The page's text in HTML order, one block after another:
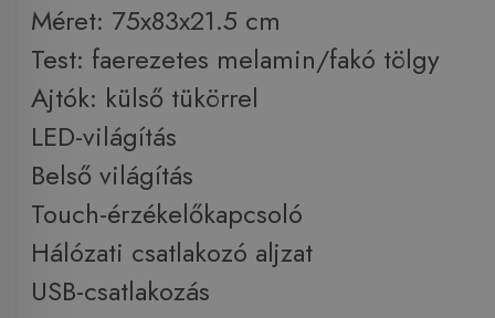
Méret: 75x83x21.5 cm
Test: faerezetes melamin/fakó tölgy
Ajtók: külső tükörrel
LED-világítás
Belső világítás
Touch-érzékelőkapcsoló
Hálózati csatlakozó aljzat
USB-csatlakozás